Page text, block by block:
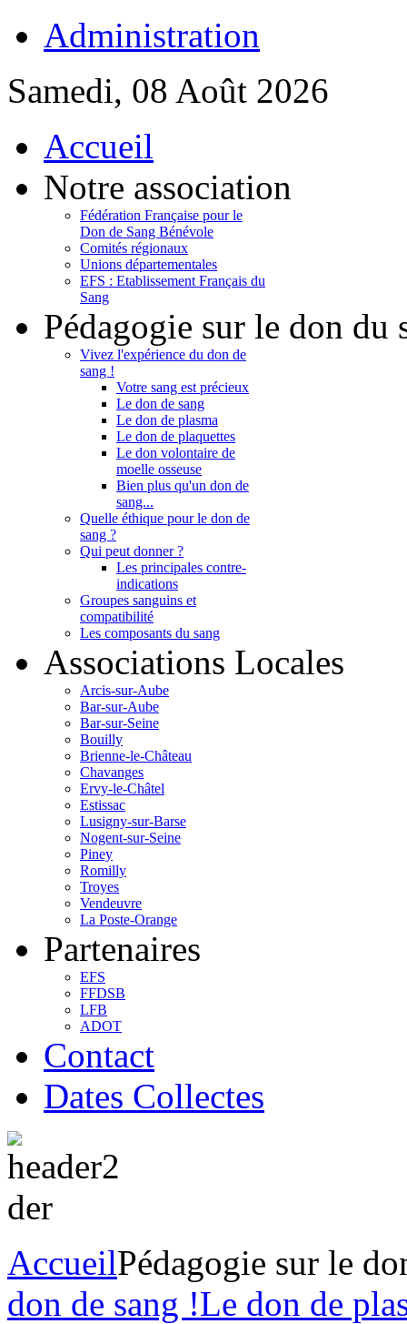
Administration
Samedi, 08 Août 2026
Accueil
Notre association
Fédération Française pour le
Don de Sang Bénévole
Comités régionaux
Unions départementales
EFS : Etablissement Français du
Sang
Pédagogie sur le don du
Vivez l'expérience du don de
sang !
Votre sang est précieux
Le don de sang
Le don de plasma
Le don de plaquettes
Le don volontaire de
moelle osseuse
Bien plus qu'un don de
sang...
Quelle éthique pour le don de
sang ?
Qui peut donner ?
Les principales contre-
indications
Groupes sanguins et
compatibilité
Les composants du sang
Associations Locales
Arcis-sur-Aube
Bar-sur-Aube
Bar-sur-Seine
Bouilly
Brienne-le-Château
Chavanges
Ervy-le-Châtel
Estissac
Lusigny-sur-Barse
Nogent-sur-Seine
Piney
Romilly
Troyes
Vendeuvre
La Poste-Orange
Partenaires
EFS
FFDSB
LFB
ADOT
Contact
Dates Collectes
AccueilPédagogie sur le
don de sang !Le don de